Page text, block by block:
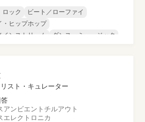
ロック
ビート／ローファイ
・ヒップホップ
ンストリーム
ダンス・ミュージック
スト・キュレーター
アンビエント チルアウト
エレクトロニカ